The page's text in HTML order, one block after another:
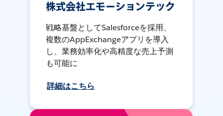
株式会社エモーションテック
戦略基盤としてSalesforceを採用、
複数のAppExchangeアプリを導入
し、業務効率化や高精度な売上予測
も可能に
詳細はこちら